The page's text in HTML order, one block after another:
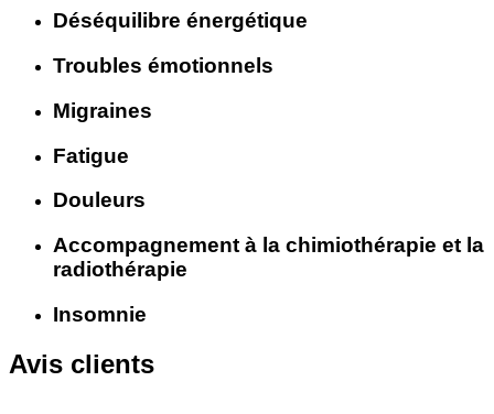
Déséquilibre énergétique
Troubles émotionnels
Migraines
Fatigue
Douleurs
Accompagnement à la chimiothérapie et la
radiothérapie
Insomnie
Avis clients